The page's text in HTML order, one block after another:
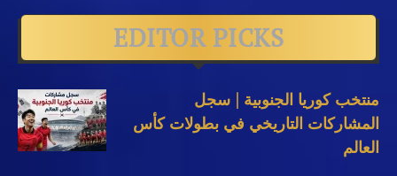
EDITOR PICKS
منتخب كوريا الجنوبية | سجل
المشاركات التاريخي في بطولات كأس
العالم